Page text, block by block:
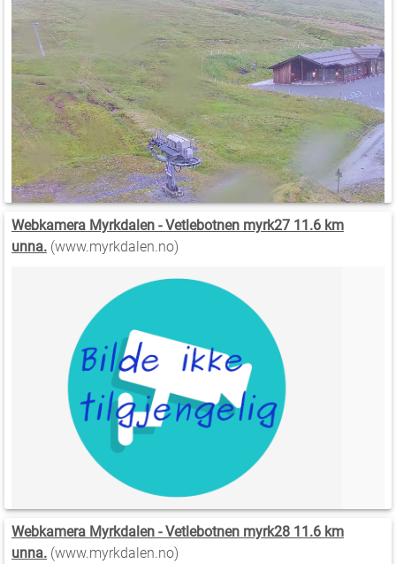
Webkamera Myrkdalen - Vetlebotnen myrk27 11.6 km
unna. (www.myrkdalen.no)
Webkamera Myrkdalen - Vetlebotnen myrk28 11.6 km
unna. (www.myrkdalen.no)